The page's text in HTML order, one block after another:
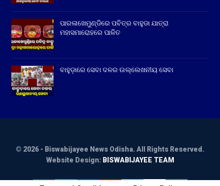
ପାରଳାଖେମୁଣ୍ଡିରେ ପବିତ୍ର ବାହୁଡା ଯାତ୍ରା
ମହାସମାରୋହରେ ପାଳିତ
ବାହୁଡ଼ାରେ ସେବା ଦଳର ଉଲ୍ଲେଖନୀୟ ସେବା
© 2026 - Biswabijayee News Odisha. All Rights Reserved.
Website Design: BISWABIJAYEE TEAM